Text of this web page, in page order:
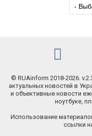
© RUAinform 2018-2026.
актуальных новостей в
и объективные новости
ноутбуке,
Использование
ссылки